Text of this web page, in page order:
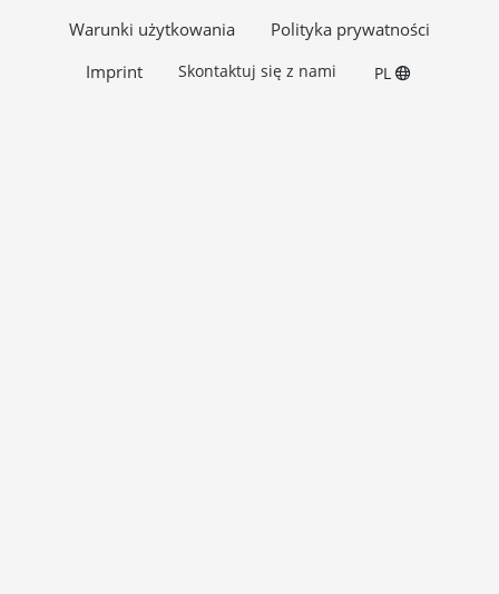
Warunki użytkowania
Polityka prywatności
Imprint
Skontaktuj się z nami PL